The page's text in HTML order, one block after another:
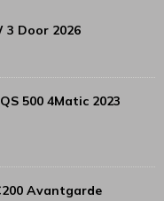
3 Door 2026
500 4Matic 2023
Avantgarde